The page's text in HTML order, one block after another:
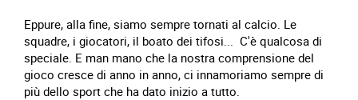
Eppure, alla fine, siamo sempre tornati al calcio. Le
squadre, i giocatori, il boato dei tifosi... C'è qualcosa di
speciale. E man mano che la nostra comprensione del
gioco cresce di anno in anno, ci innamoriamo sempre di
più dello sport che ha dato inizio a tutto.